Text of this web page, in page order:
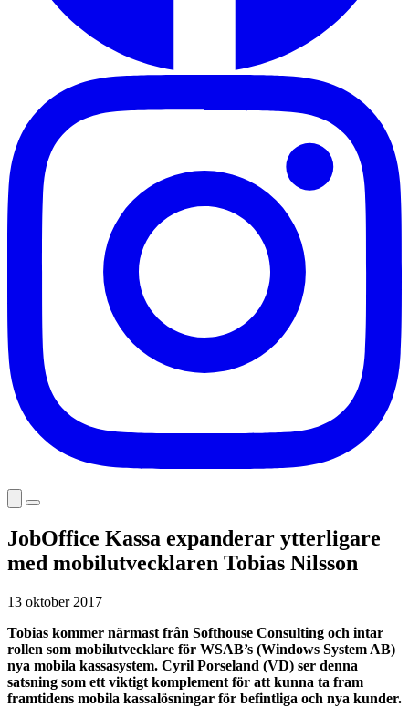
JobOffice Kassa expanderar ytterligare
med mobilutvecklaren Tobias Nilsson
13 oktober 2017
Tobias kommer närmast från Softhouse Consulting och intar
rollen som mobilutvecklare för WSAB’s (Windows System AB)
nya mobila kassasystem. Cyril Porseland (VD) ser denna
satsning som ett viktigt komplement för att kunna ta fram
framtidens mobila kassalösningar för befintliga och nya kunder.